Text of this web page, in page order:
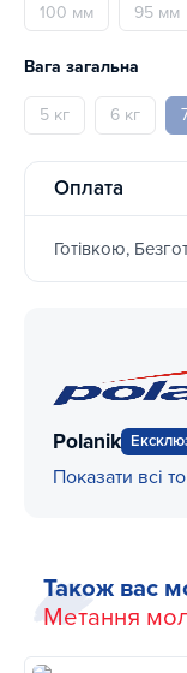
100 мм 95 мм
Вага загальна
5 кг 6 кг
Оплата
Готівкою,
Polanik
Показати всі
Також вас
Метання